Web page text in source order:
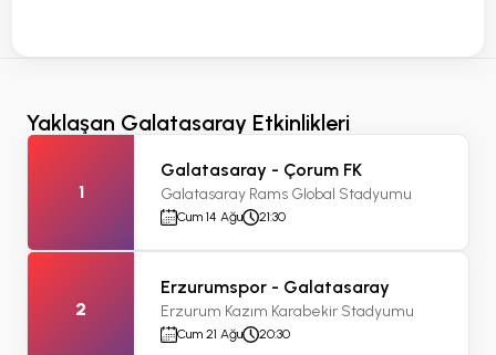
Yaklaşan Galatasaray Etkinlikleri
1
Galatasaray - Çorum FK
Galatasaray Rams Global Stadyumu
Cum 14 Ağu 21:30
2
Erzurumspor - Galatasaray
Erzurum Kazım Karabekir Stadyumu
Cum 21 Ağu 20:30